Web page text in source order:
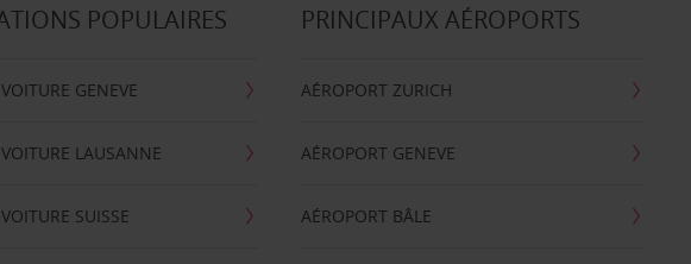
POPULAIRES
GENEVE
LAUSANNE
SUISSE
PRINCIPAUX AÉROPORTS
AÉROPORT ZURICH
AÉROPORT GENEVE
AÉROPORT BÂLE